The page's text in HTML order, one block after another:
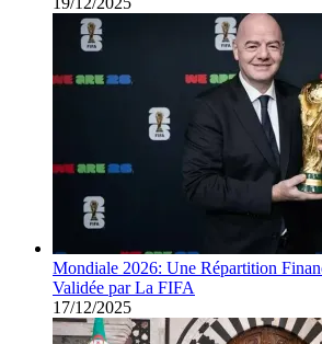
Mondiale 2026: Une Répartition
Validée par La FIFA
17/12/2025